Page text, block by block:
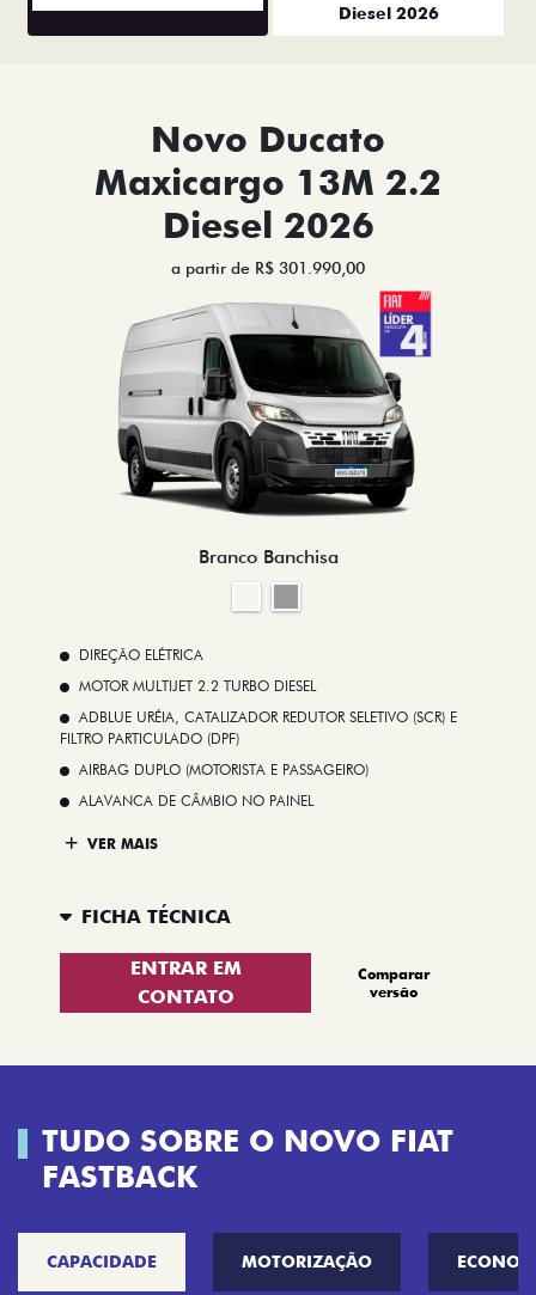
Diesel 2026
Novo Ducato
Maxicargo 13M 2.2
Diesel 2026
a partir de R$ 301.990,00
Branco Banchisa
DIREÇÃO ELÉTRICA
MOTOR MULTIJET 2.2 TURBO DIESEL
ADBLUE URÉIA, CATALIZADOR REDUTOR SELETIVO (SCR) E
FILTRO PARTICULADO (DPF)
AIRBAG DUPLO (MOTORISTA E PASSAGEIRO)
ALAVANCA DE CÂMBIO NO PAINEL
VER MAIS
FICHA TÉCNICA
ENTRAR EM
CONTATO
Comparar
versão
TUDO SOBRE O NOVO FIAT
FASTBACK
CAPACIDADE MOTORIZAÇÃO